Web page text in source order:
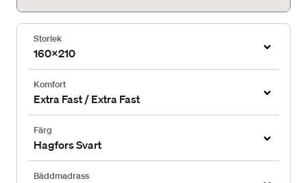
Storlek
160x210
Komfort
Extra Fast / Extra Fast
Färg
Hagfors Svart
Bäddmadrass